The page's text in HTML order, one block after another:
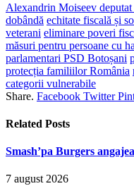
Alexandrin Moiseev
dobândă echitate fiscală și
veterani eliminare poveri
măsuri pentru persoane cu
parlamentari PSD Botoșani
protecția familiilor România
categorii vulnerabile
Share. Facebook Twitter
Related Posts
Smash’pa Burgers
7 august 2026